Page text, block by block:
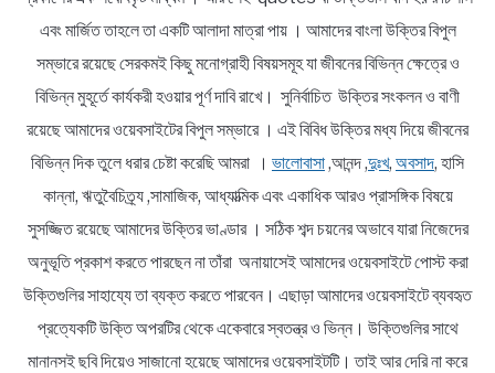
এবং মার্জিত তাহলে তা একটি আলাদা মাত্রা পায় । আমাদের বাংলা উক্তির বিপুল
সম্ভারে রয়েছে সেরকমই কিছু মনোগ্রাহী বিষয়সমূহ যা জীবনের বিভিন্ন ক্ষেত্রে ও
বিভিন্ন মুহূর্তে কার্যকরী হওয়ার পূর্ণ দাবি রাখে। সুনির্বাচিত উক্তির সংকলন ও বাণী
রয়েছে আমাদের ওয়েবসাইটের বিপুল সম্ভারে । এই বিবিধ উক্তির মধ্য দিয়ে জীবনের
বিভিন্ন দিক তুলে ধরার চেষ্টা করেছি আমরা । ভালোবাসা,আনন্দ ,দুঃখ, অবসাদ, হাসি
কান্না, ঋতুবৈচিত্র্য ,সামাজিক, আধ্যাত্মিক এবং একাধিক আরও প্রাসঙ্গিক বিষয়ে
সুসজ্জিত রয়েছে আমাদের উক্তির ভাণ্ডার । সঠিক শব্দ চয়নের অভাবে যারা নিজেদের
অনুভূতি প্রকাশ করতে পারছেন না তাঁরা অনায়াসেই আমাদের ওয়েবসাইটে পোস্ট করা
উক্তিগুলির সাহায্যে তা ব্যক্ত করতে পারবেন। এছাড়া আমাদের ওয়েবসাইটে ব্যবহৃত
প্রত্যেকটি উক্তি অপরটির থেকে একেবারে স্বতন্ত্র ও ভিন্ন। উক্তিগুলির সাথে
মানানসই ছবি দিয়েও সাজানো হয়েছে আমাদের ওয়েবসাইটটি। তাই আর দেরি না করে